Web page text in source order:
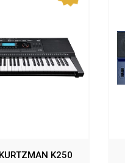
K250